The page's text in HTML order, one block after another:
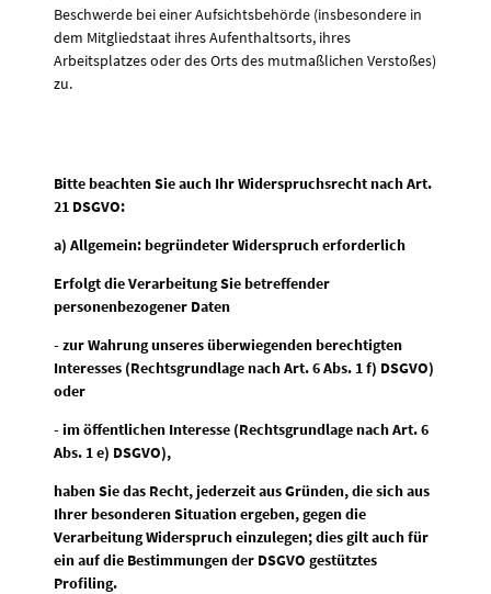
Beschwerde bei einer Aufsichtsbehörde (insbesondere in
dem Mitgliedstaat ihres Aufenthaltsorts, ihres
Arbeitsplatzes oder des Orts des mutmaßlichen Verstoßes)
zu.
Bitte beachten Sie auch Ihr Widerspruchsrecht nach Art.
21 DSGVO:
a) Allgemein: begründeter Widerspruch erforderlich
Erfolgt die Verarbeitung Sie betreffender
personenbezogener Daten
- zur Wahrung unseres überwiegenden berechtigten
Interesses (Rechtsgrundlage nach Art. 6 Abs. 1 f) DSGVO)
oder
- im öffentlichen Interesse (Rechtsgrundlage nach Art. 6
Abs. 1 e) DSGVO),
haben Sie das Recht, jederzeit aus Gründen, die sich aus
Ihrer besonderen Situation ergeben, gegen die
Verarbeitung Widerspruch einzulegen; dies gilt auch für
ein auf die Bestimmungen der DSGVO gestütztes
Profiling.